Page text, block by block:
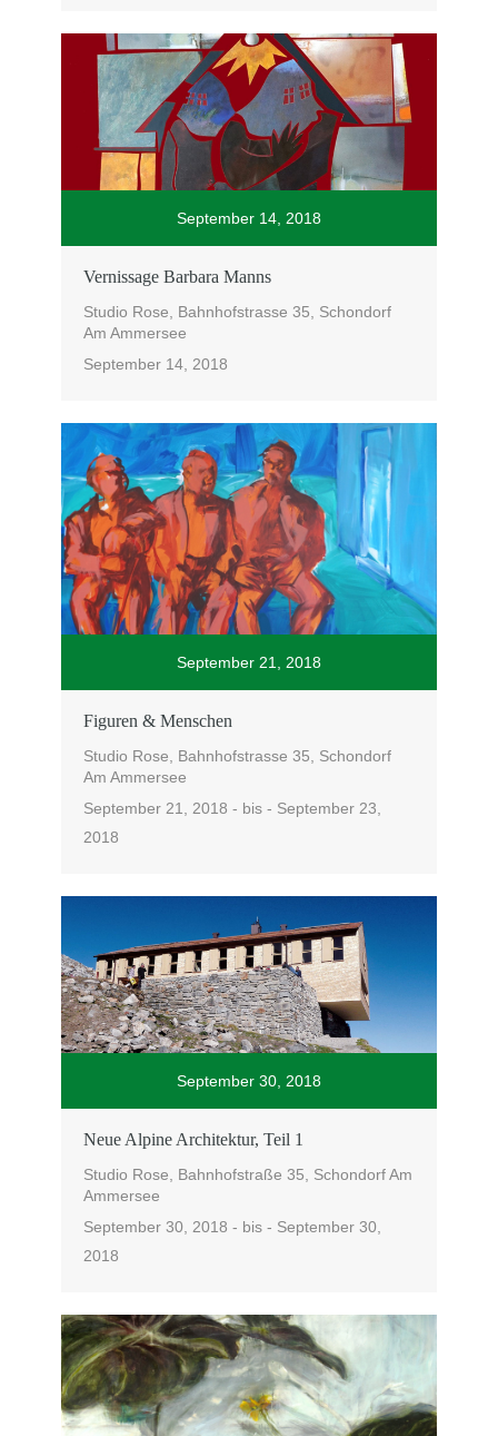
September 14, 2018
Vernissage Barbara Manns
Studio Rose, Bahnhofstrasse 35, Schondorf
Am Ammersee
September 14, 2018
September 21, 2018
Figuren & Menschen
Studio Rose, Bahnhofstrasse 35, Schondorf
Am Ammersee
September 21, 2018 - bis - September 23,
2018
September 30, 2018
Neue Al­pi­ne Ar­chi­tek­tur, Teil 1
Studio Rose, Bahnhofstraße 35, Schondorf Am
Ammersee
September 30, 2018 - bis - September 30,
2018